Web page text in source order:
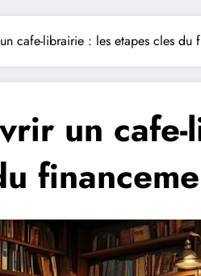
cafe-librairie : les etapes cles du
un